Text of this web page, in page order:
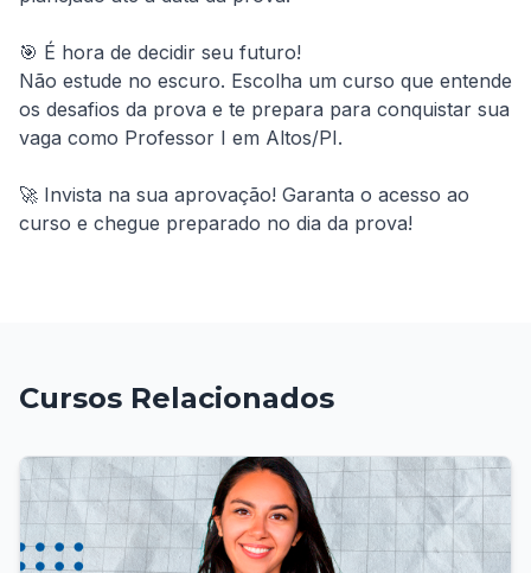
🎯 É hora de decidir seu futuro!
Não estude no escuro. Escolha um curso que entende
os desafios da prova e te prepara para conquistar sua
vaga como Professor I em Altos/PI.
🚀 Invista na sua aprovação! Garanta o acesso ao
curso e chegue preparado no dia da prova!
Cursos Relacionados